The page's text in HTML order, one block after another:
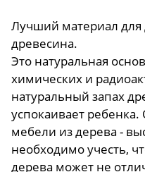
Лучший материал для
древесина.
Это натуральная
химических и
натуральный запах
успокаивает
мебели из дерева -
необходимо учесть,
дерева может не